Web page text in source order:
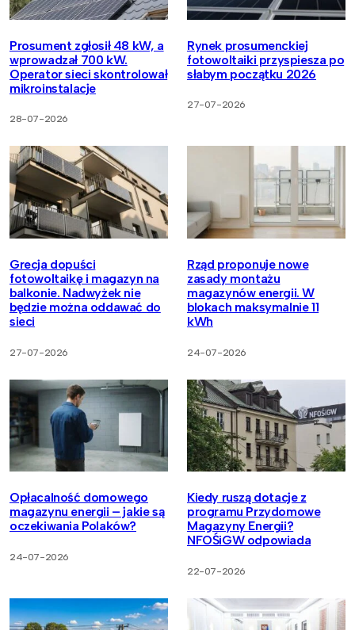
Prosument zgłosił 48 kW, a
wprowadzał 700 kW.
Operator sieci skontrolował
mikroinstalacje
28-07-2026
Rynek prosumenckiej
fotowoltaiki przyspiesza po
słabym początku 2026
27-07-2026
Grecja dopuści
fotowoltaikę i magazyn na
balkonie. Nadwyżek nie
będzie można oddawać do
sieci
27-07-2026
Rząd proponuje nowe
zasady montażu
magazynów energii. W
blokach maksymalnie 11
kWh
24-07-2026
Opłacalność domowego
magazynu energii – jakie są
oczekiwania Polaków?
24-07-2026
Kiedy ruszą dotacje z
programu Przydomowe
Magazyny Energii?
NFOŚiGW odpowiada
22-07-2026